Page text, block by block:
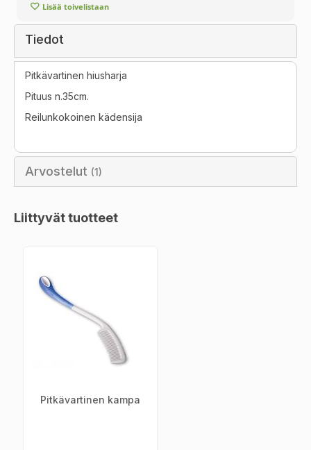
Lisää toivelistaan
Tiedot
Pitkävartinen hiusharja
Pituus n.35cm.
Reilunkokoinen kädensija
Arvostelut 1
Liittyvät tuotteet
Pitkävartinen kampa